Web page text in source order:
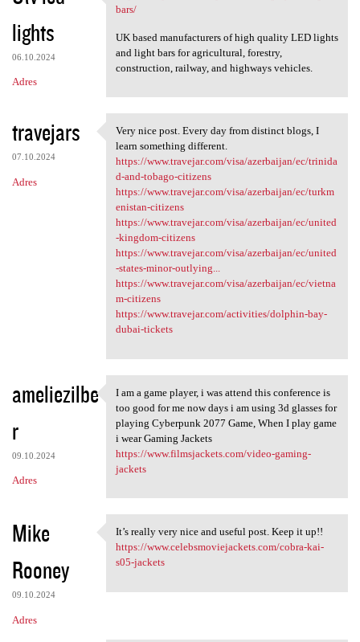
lights
06.10.2024
Adres
https://utvproducts.eu
bars/
UK based manufacturers of high quality LED lights
and light bars for agricultural, forestry,
construction, railway, and highways vehicles.
travejars
07.10.2024
Adres
Very nice post. Every day
Very nice post. Every day from distinct blogs, I
learn something different.
https://www.travejar.com/visa/azerbaijan/ec/trinida
d-and-tobago-citizens
https://www.travejar.com/visa/azerbaijan/ec/turkm
enistan-citizens
https://www.travejar.com/visa/azerbaijan/ec/united
-kingdom-citizens
https://www.travejar.com/visa/azerbaijan/ec/united
-states-minor-outlying...
https://www.travejar.com/visa/azerbaijan/ec/vietna
m-citizens
https://www.travejar.com/activities/dolphin-bay-
dubai-tickets
ameliezilbe
r
09.10.2024
Adres
I am a game player, i was
I am a game player, i was attend this conference is
too good for me now days i am using 3d glasses for
playing Cyberpunk 2077 Game, When I play game
i wear Gaming Jackets
https://www.filmsjackets.com/video-gaming-
jackets
Mike
Rooney
09.10.2024
Adres
It’s really very nice and
It’s really very nice and useful post. Keep it up!!
https://www.celebsmoviejackets.com/cobra-kai-
s05-jackets